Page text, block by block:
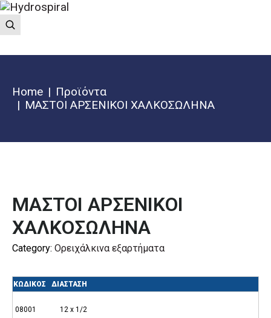
Home
Προϊόντα
ΜΑΣΤΟΙ ΑΡΣΕΝΙΚΟΙ ΧΑΛΚΟΣΩΛΗΝΑ
ΜΑΣΤΟΙ ΑΡΣΕΝΙΚΟΙ
ΧΑΛΚΟΣΩΛΗΝΑ
Category: Ορειχάλκινα εξαρτήματα
ΚΩΔΙΚΟΣ ΔΙΑΣΤΑΣΗ
08001 12 x 1/2